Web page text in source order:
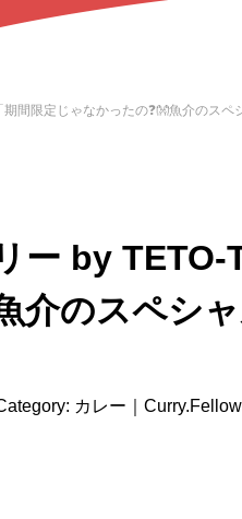
間限定じゃなかったの❓👐魚介のスペ
ー by TETO-
介のスペシャ
カレー｜